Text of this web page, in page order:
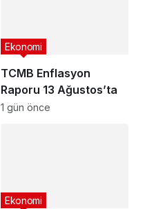
TCMB Enflasyon
Raporu 13 Ağustos’ta
Ekonomi
1 gün önce
Ekonomi